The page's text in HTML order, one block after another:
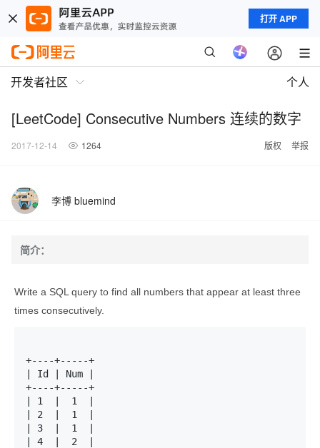
打开 APP
开发者社区 个人
[LeetCode] Consecutive Numbers 连续的数字
2017-12-14 1264 版权 举报
李博 bluemind
简介：
Write a SQL query to find all numbers that appear at least three
times consecutively.
+----+-----+
| Id | Num |
+----+-----+
| 1  |  1  |
| 2  |  1  |
| 3  |  1  |
| 4  |  2  |